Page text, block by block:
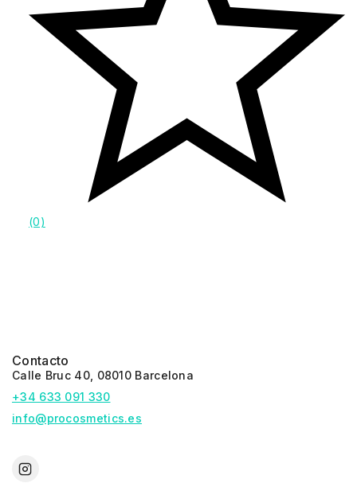
(0)
Contacto
Calle Bruc 40, 08010 Barcelona
+34 633 091 330
info@procosmetics.es